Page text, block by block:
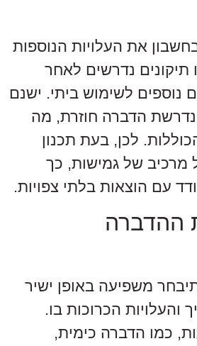
את העלויות הנוספות
תיקונים נדרשים לאחר
נוספים לשימוש ביתי. ישנם
הדברה חוזרת, מה
לכן, בעת תכנון
מרכיב של גמישות, כך
עם הוצאות בלתי צפויות.
ההדברה
משפיעה באופן ישיר
הכרוכות בו.
כמו הדברה כימית,